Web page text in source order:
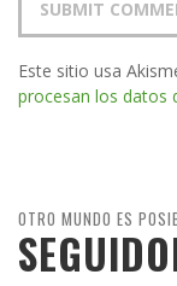
Este sitio usa
procesan los datos
OTRO MUNDO ES